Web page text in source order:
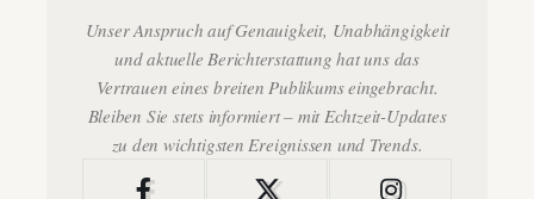
Unser Anspruch auf Genauigkeit, Unabhängigkeit
und aktuelle Berichterstattung hat uns das
Vertrauen eines breiten Publikums eingebracht.
Bleiben Sie stets informiert – mit Echtzeit-Updates
zu den wichtigsten Ereignissen und Trends.